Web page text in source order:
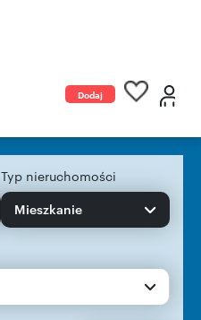
Dodaj
Typ nieruchomości
Mieszkanie